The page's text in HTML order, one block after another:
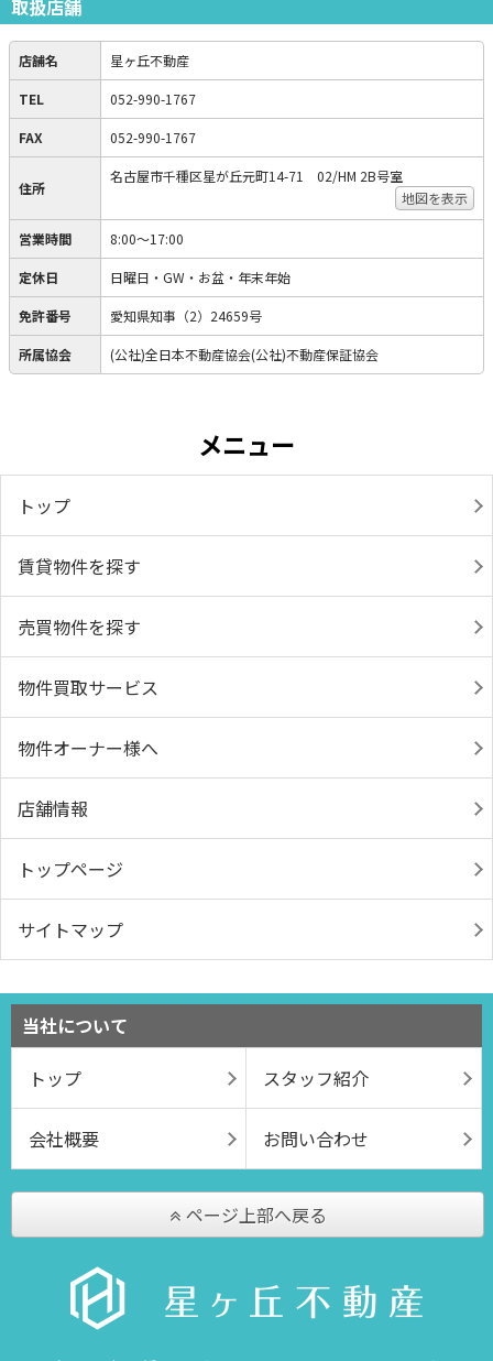
取扱店舗
店舗名 星ヶ丘不動産
TEL 052-990-1767
FAX 052-990-1767
住所
名古屋市千種区星が丘元町14-71 02/HM 2B号室
地図を表示
営業時間 8:00～17:00
定休日 日曜日・GW・お盆・年末年始
免許番号 愛知県知事（2）24659号
所属協会 (公社)全日本不動産協会(公社)不動産保証協会
メニュー
トップ
賃貸物件を探す
売買物件を探す
物件買取サービス
物件オーナー様へ
店舗情報
トップページ
サイトマップ
当社について
トップ
スタッフ紹介
会社概要 お問い合わせ
ページ上部へ戻る